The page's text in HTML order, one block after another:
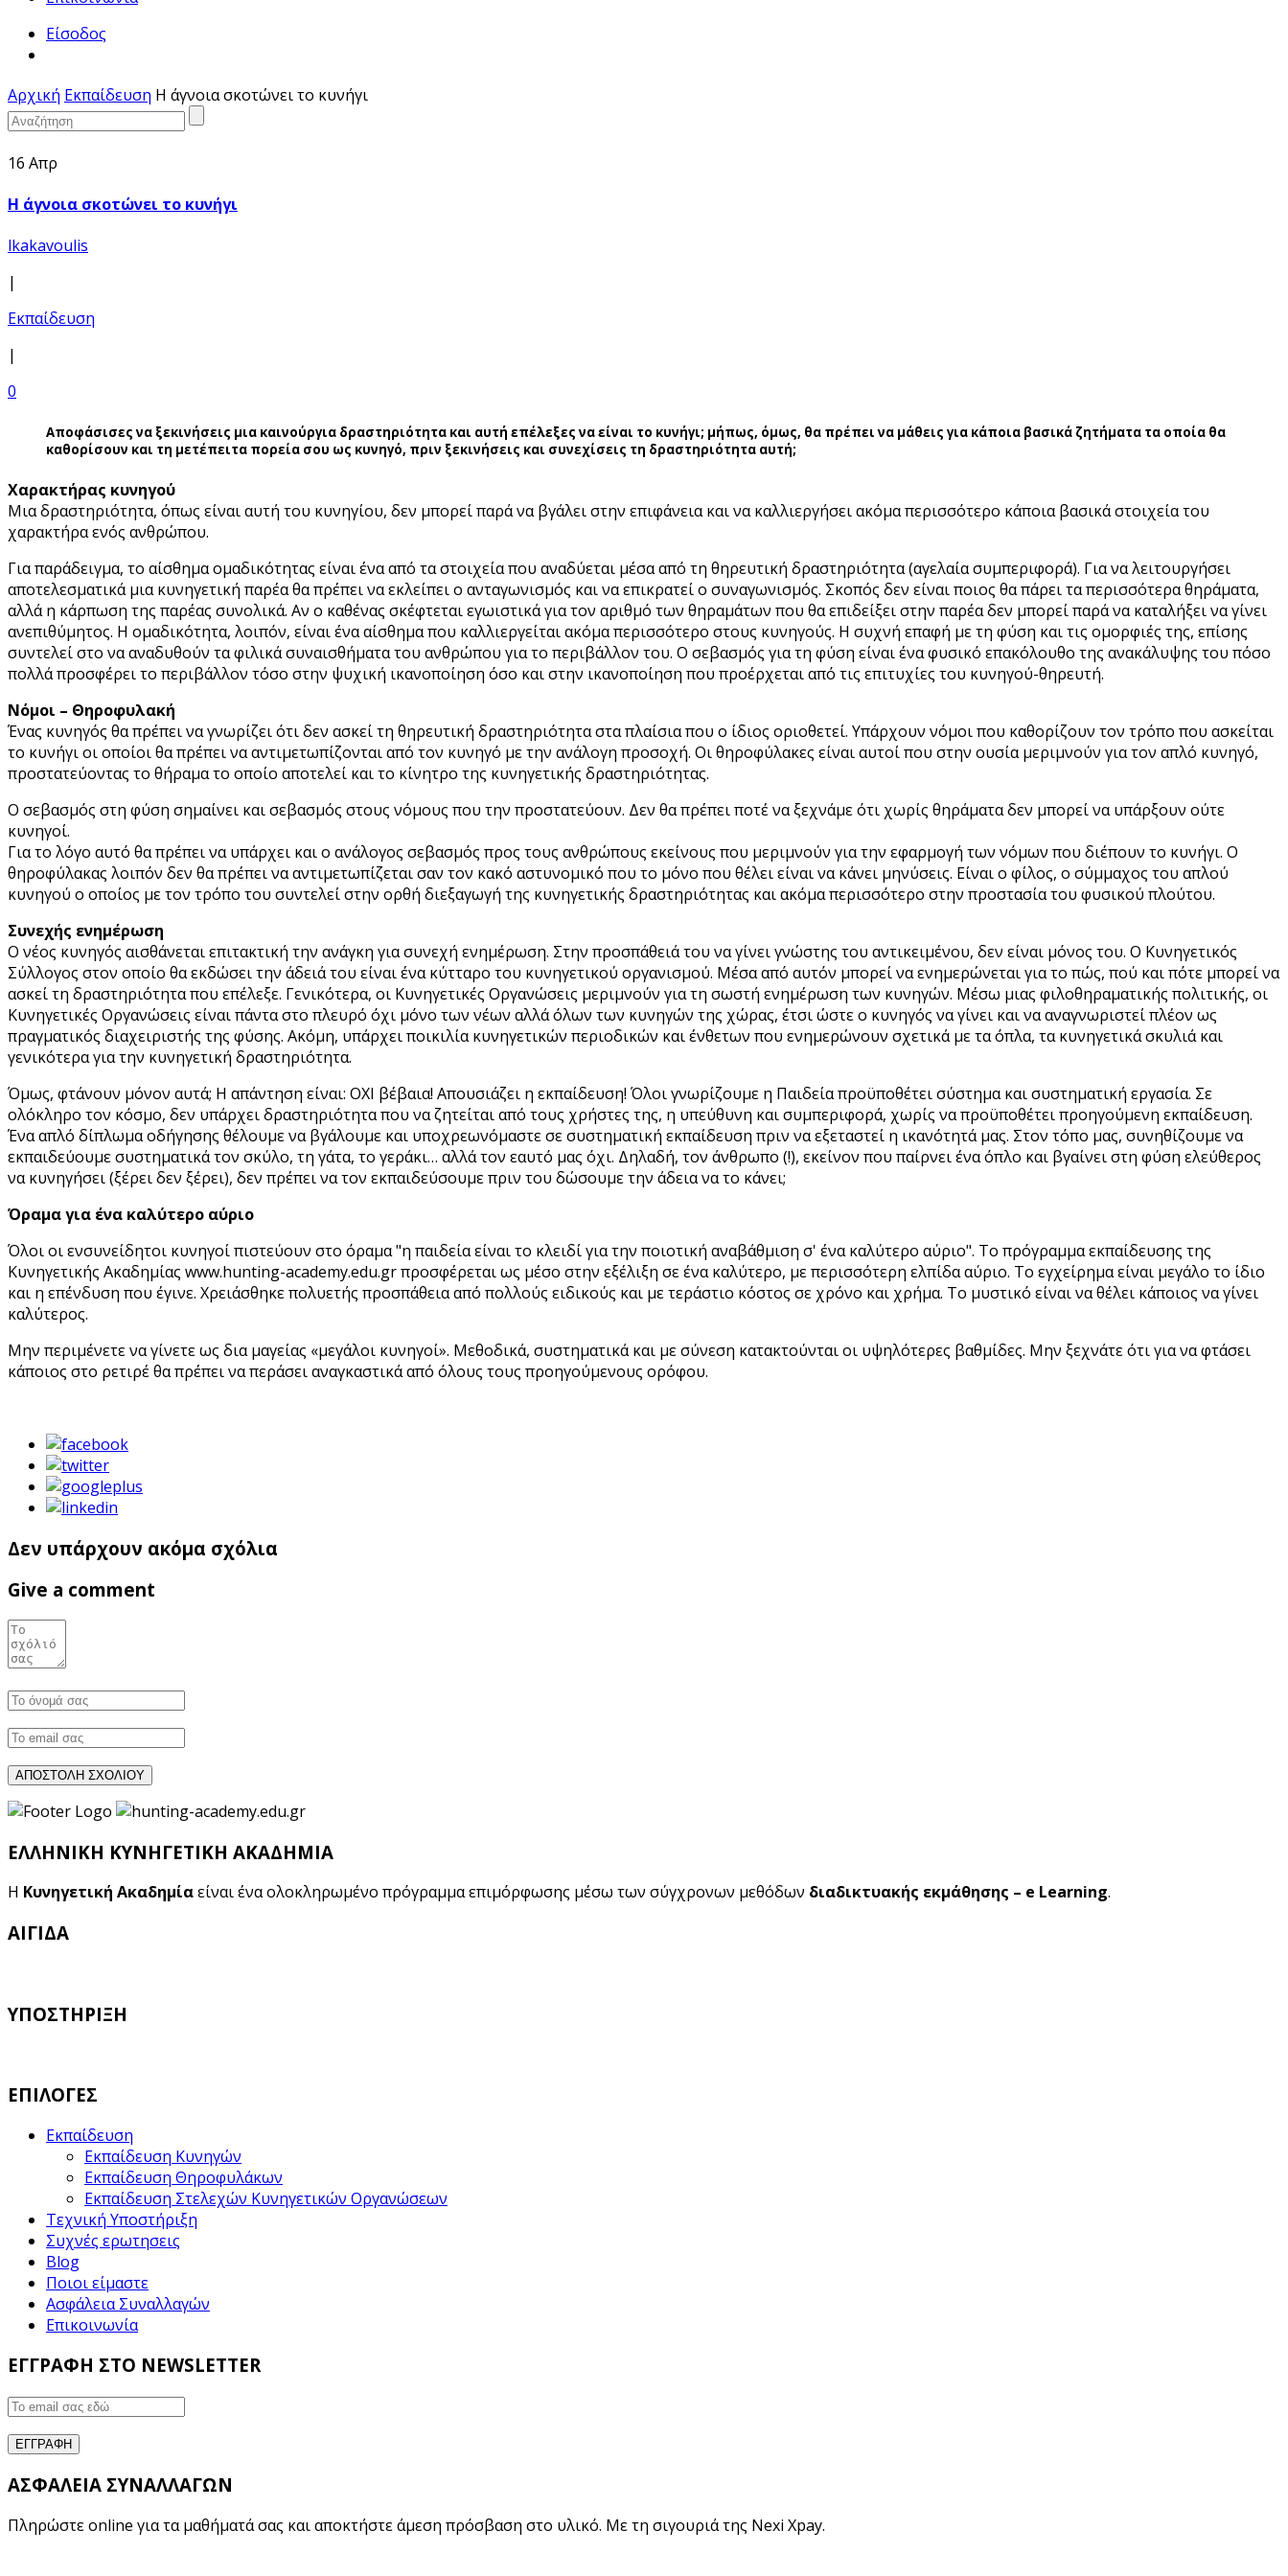
Είσοδος
Αρχική Εκπαίδευση Η άγνοια σκοτώνει το κυνήγι
16 Απρ
Η άγνοια σκοτώνει το κυνήγι
lkakavoulis
|
Εκπαίδευση
|
0
Αποφάσισες να ξεκινήσεις μια καινούργια δραστηριότητα και αυτή επέλεξες να είναι το κυνήγι; μήπως, όμως, θα πρέπει να μάθεις για κάποια βασικά ζητήματα τα οποία θα
καθορίσουν και τη μετέπειτα πορεία σου ως κυνηγό, πριν ξεκινήσεις και συνεχίσεις τη δραστηριότητα αυτή;
Χαρακτήρας κυνηγού
Μια δραστηριότητα, όπως είναι αυτή του κυνηγίου, δεν μπορεί παρά να βγάλει στην επιφάνεια και να καλλιεργήσει ακόμα περισσότερο κάποια βασικά στοιχεία του
χαρακτήρα ενός ανθρώπου.
Για παράδειγμα, το αίσθημα ομαδικότητας είναι ένα από τα στοιχεία που αναδύεται μέσα από τη θηρευτική δραστηριότητα (αγελαία συμπεριφορά). Για να λειτουργήσει
αποτελεσματικά μια κυνηγετική παρέα θα πρέπει να εκλείπει ο ανταγωνισμός και να επικρατεί ο συναγωνισμός. Σκοπός δεν είναι ποιος θα πάρει τα περισσότερα θηράματα,
αλλά η κάρπωση της παρέας συνολικά. Αν ο καθένας σκέφτεται εγωιστικά για τον αριθμό των θηραμάτων που θα επιδείξει στην παρέα δεν μπορεί παρά να καταλήξει να γίνει
ανεπιθύμητος. Η ομαδικότητα, λοιπόν, είναι ένα αίσθημα που καλλιεργείται ακόμα περισσότερο στους κυνηγούς. Η συχνή επαφή με τη φύση και τις ομορφιές της, επίσης
συντελεί στο να αναδυθούν τα φιλικά συναισθήματα του ανθρώπου για το περιβάλλον του. Ο σεβασμός για τη φύση είναι ένα φυσικό επακόλουθο της ανακάλυψης του πόσο
πολλά προσφέρει το περιβάλλον τόσο στην ψυχική ικανοποίηση όσο και στην ικανοποίηση που προέρχεται από τις επιτυχίες του κυνηγού-θηρευτή.
Νόμοι – Θηροφυλακή
Ένας κυνηγός θα πρέπει να γνωρίζει ότι δεν ασκεί τη θηρευτική δραστηριότητα στα πλαίσια που ο ίδιος οριοθετεί. Υπάρχουν νόμοι που καθορίζουν τον τρόπο που ασκείται
το κυνήγι οι οποίοι θα πρέπει να αντιμετωπίζονται από τον κυνηγό με την ανάλογη προσοχή. Οι θηροφύλακες είναι αυτοί που στην ουσία μεριμνούν για τον απλό κυνηγό,
προστατεύοντας το θήραμα το οποίο αποτελεί και το κίνητρο της κυνηγετικής δραστηριότητας.
Ο σεβασμός στη φύση σημαίνει και σεβασμός στους νόμους που την προστατεύουν. Δεν θα πρέπει ποτέ να ξεχνάμε ότι χωρίς θηράματα δεν μπορεί να υπάρξουν ούτε
κυνηγοί.
Για το λόγο αυτό θα πρέπει να υπάρχει και ο ανάλογος σεβασμός προς τους ανθρώπους εκείνους που μεριμνούν για την εφαρμογή των νόμων που διέπουν το κυνήγι. Ο
θηροφύλακας λοιπόν δεν θα πρέπει να αντιμετωπίζεται σαν τον κακό αστυνομικό που το μόνο που θέλει είναι να κάνει μηνύσεις. Είναι ο φίλος, ο σύμμαχος του απλού
κυνηγού ο οποίος με τον τρόπο του συντελεί στην ορθή διεξαγωγή της κυνηγετικής δραστηριότητας και ακόμα περισσότερο στην προστασία του φυσικού πλούτου.
Συνεχής ενημέρωση
Ο νέος κυνηγός αισθάνεται επιτακτική την ανάγκη για συνεχή ενημέρωση. Στην προσπάθειά του να γίνει γνώστης του αντικειμένου, δεν είναι μόνος του. Ο Κυνηγετικός
Σύλλογος στον οποίο θα εκδώσει την άδειά του είναι ένα κύτταρο του κυνηγετικού οργανισμού. Μέσα από αυτόν μπορεί να ενημερώνεται για το πώς, πού και πότε μπορεί να
ασκεί τη δραστηριότητα που επέλεξε. Γενικότερα, οι Κυνηγετικές Οργανώσεις μεριμνούν για τη σωστή ενημέρωση των κυνηγών. Μέσω μιας φιλοθηραματικής πολιτικής, οι
Κυνηγετικές Οργανώσεις είναι πάντα στο πλευρό όχι μόνο των νέων αλλά όλων των κυνηγών της χώρας, έτσι ώστε ο κυνηγός να γίνει και να αναγνωριστεί πλέον ως
πραγματικός διαχειριστής της φύσης. Ακόμη, υπάρχει ποικιλία κυνηγετικών περιοδικών και ένθετων που ενημερώνουν σχετικά με τα όπλα, τα κυνηγετικά σκυλιά και
γενικότερα για την κυνηγετική δραστηριότητα.
Όμως, φτάνουν μόνον αυτά; Η απάντηση είναι: ΟΧΙ βέβαια! Απουσιάζει η εκπαίδευση! Όλοι γνωρίζουμε η Παιδεία προϋποθέτει σύστημα και συστηματική εργασία. Σε
ολόκληρο τον κόσμο, δεν υπάρχει δραστηριότητα που να ζητείται από τους χρήστες της, η υπεύθυνη και συμπεριφορά, χωρίς να προϋποθέτει προηγούμενη εκπαίδευση.
Ένα απλό δίπλωμα οδήγησης θέλουμε να βγάλουμε και υποχρεωνόμαστε σε συστηματική εκπαίδευση πριν να εξεταστεί η ικανότητά μας. Στον τόπο μας, συνηθίζουμε να
εκπαιδεύουμε συστηματικά τον σκύλο, τη γάτα, το γεράκι… αλλά τον εαυτό μας όχι. Δηλαδή, τον άνθρωπο (!), εκείνον που παίρνει ένα όπλο και βγαίνει στη φύση ελεύθερος
να κυνηγήσει (ξέρει δεν ξέρει), δεν πρέπει να τον εκπαιδεύσουμε πριν του δώσουμε την άδεια να το κάνει;
Όραμα για ένα καλύτερο αύριο
Όλοι οι ενσυνείδητοι κυνηγοί πιστεύουν στο όραμα "η παιδεία είναι το κλειδί για την ποιοτική αναβάθμιση σ' ένα καλύτερο αύριο". Το πρόγραμμα εκπαίδευσης της
Κυνηγετικής Ακαδημίας www.hunting-academy.edu.gr προσφέρεται ως μέσο στην εξέλιξη σε ένα καλύτερο, με περισσότερη ελπίδα αύριο. Το εγχείρημα είναι μεγάλο το ίδιο
και η επένδυση που έγινε. Χρειάσθηκε πολυετής προσπάθεια από πολλούς ειδικούς και με τεράστιο κόστος σε χρόνο και χρήμα. Το μυστικό είναι να θέλει κάποιος να γίνει
καλύτερος.
Μην περιμένετε να γίνετε ως δια μαγείας «μεγάλοι κυνηγοί». Μεθοδικά, συστηματικά και με σύνεση κατακτούνται οι υψηλότερες βαθμίδες. Μην ξεχνάτε ότι για να φτάσει
κάποιος στο ρετιρέ θα πρέπει να περάσει αναγκαστικά από όλους τους προηγούμενους ορόφου.
Δεν υπάρχουν ακόμα σχόλια
Give a comment
ΕΛΛΗΝΙΚΗ ΚΥΝΗΓΕΤΙΚΗ ΑΚΑΔΗΜΙΑ
Η Κυνηγετική Ακαδημίαείναι ένα ολοκληρωμένο πρόγραμμα επιμόρφωσης μέσω των σύγχρονων μεθόδων διαδικτυακής εκμάθησης – e Learning.
ΑΙΓΙΔΑ
ΥΠΟΣΤΗΡΙΞΗ
ΕΠΙΛΟΓΕΣ
Εκπαίδευση
Εκπαίδευση Κυνηγών
Εκπαίδευση Θηροφυλάκων
Εκπαίδευση Στελεχών Κυνηγετικών Οργανώσεων
Τεχνική Υποστήριξη
Συχνές ερωτησεις
Blog
Ποιοι είμαστε
Ασφάλεια Συναλλαγών
Επικοινωνία
ΕΓΓΡΑΦΗ ΣΤΟ NEWSLETTER
ΑΣΦΑΛΕΙΑ ΣΥΝΑΛΛΑΓΩΝ
Πληρώστε online για τα μαθήματά σας και αποκτήστε άμεση πρόσβαση στο υλικό. Με τη σιγουριά της Nexi Xpay.